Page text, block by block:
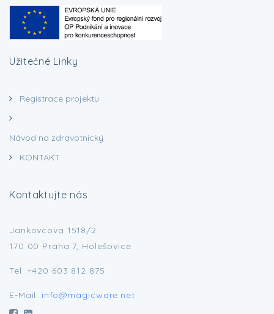
Užitečné Linky
Registrace projektu
Návod na zdravotnický
prostředek
KONTAKT
Kontaktujte nás
Jankovcova 1518/2
170 00 Praha 7, Holešovice
Tel: +420 603 812 875
E-Mail: info@magicware.net